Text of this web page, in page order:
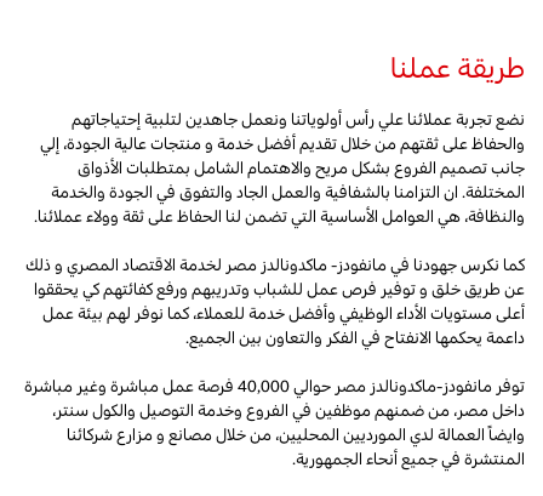
طريقة عملنا
نضع تجربة عملائنا علي رأس أولوياتنا ونعمل جاهدين لتلبية إحتياجاتهم
والحفاظ على ثقتهم من خلال تقديم أفضل خدمة و منتجات عالية الجودة، إلي
جانب تصميم الفروع بشكل مريح والاهتمام الشامل بمتطلبات الأذواق
المختلفة. ان التزامنا بالشفافية والعمل الجاد والتفوق في الجودة والخدمة
والنظافة، هي العوامل الأساسية التي تضمن لنا الحفاظ على ثقة وولاء عملائنا.
كما نكرس جهودنا في مانفودز- ماكدونالدز مصر لخدمة الاقتصاد المصري و ذلك
عن طريق خلق و توفير فرص عمل للشباب وتدريبهم ورفع كفائتهم كي يحققوا
أعلى مستويات الأداء الوظيفي وأفضل خدمة للعملاء، كما نوفر لهم بيئة عمل
داعمة يحكمها الانفتاح في الفكر والتعاون بين الجميع.
توفر مانفودز-ماكدونالدز مصر حوالي 40,000 فرصة عمل مباشرة وغير مباشرة
داخل مصر، من ضمنهم موظفين في الفروع وخدمة التوصيل والكول سنتر،
وايضاً العمالة لدي المورديين المحليين، من خلال مصانع و مزارع شركائنا
المنتشرة في جميع أنحاء الجمهورية.